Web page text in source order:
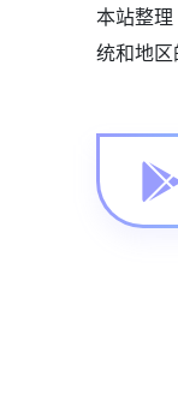
本站整
统和地区